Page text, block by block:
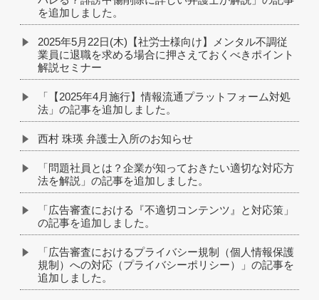
を追加しました。
2025年5月22日(木)【社労士様向け】メンタル不調従
業員に退職を求める場合に押さえておくべきポイント
解説セミナー
「【2025年4月施行】情報流通プラットフォーム対処
法」の記事を追加しました。
西村 珠瑛 弁護士入所のお知らせ
「問題社員とは？企業が知っておきたい適切な対応方
法を解説」の記事を追加しました。
「広告審査における『不適切コンテンツ』と対応策」
の記事を追加しました。
「広告審査におけるプライバシー規制（個人情報保護
規制）への対応（プライバシーポリシー）」の記事を
追加しました。